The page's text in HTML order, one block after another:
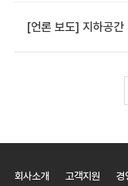
[언론 보도] 지하공
회사소개 고객지원 경